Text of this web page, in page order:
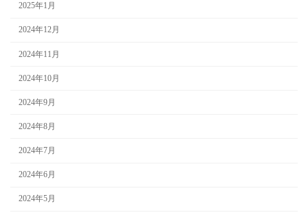
2025年1月
2024年12月
2024年11月
2024年10月
2024年9月
2024年8月
2024年7月
2024年6月
2024年5月